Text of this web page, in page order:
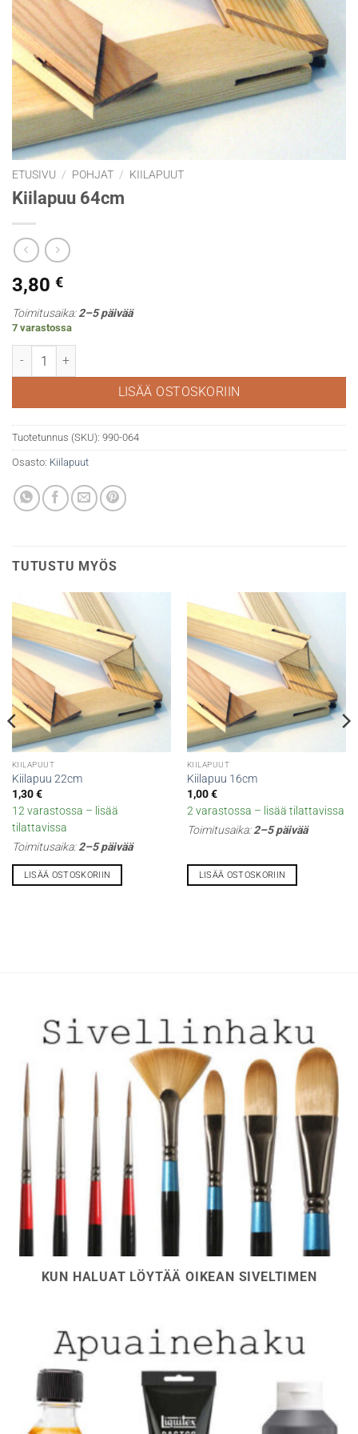
ETUSIVU / POHJAT / KIILAPUUT
Kiilapuu 64cm
3,80 €
Toimitusaika:2–5 päivää
7 varastossa
Kiilapuu 64cm määrä
LISÄÄ OSTOSKORIIN
Tuotetunnus (SKU): 990-064
Osasto: Kiilapuut
TUTUSTU MYÖS
KIILAPUUT
Kiilapuu 22cm
1,30€
12 varastossa – lisää
tilattavissa
Toimitusaika:2–5 päivää
LISÄÄ OSTOSKORIIN
KIILAPUUT
Kiilapuu 16cm
1,00€
2 varastossa – lisää tilattavissa
Toimitusaika:2–5 päivää
LISÄÄ OSTOSKORIIN
KUN HALUAT LÖYTÄÄ OIKEAN SIVELTIMEN